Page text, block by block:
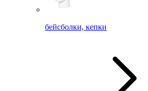
бейсболки, кепки